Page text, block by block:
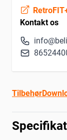
Kontakt os
Tilbehør